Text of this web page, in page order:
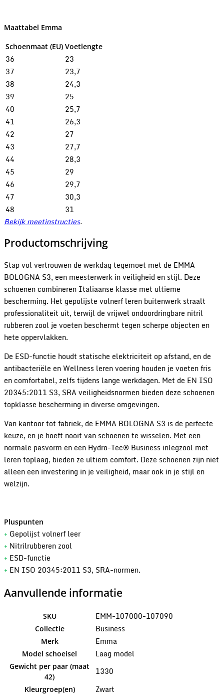
Maattabel Emma
Schoenmaat (EU) Voetlengte
36
23
37
23,7
38
24,3
39
25
40
25,7
41
26,3
42
27
43
27,7
44
28,3
45
29
46
29,7
47
30,3
48
31
Bekijk meetinstructies.
Productomschrijving
Stap vol vertrouwen de werkdag tegemoet met de EMMA
BOLOGNA S3, een meesterwerk in veiligheid en stijl. Deze
schoenen combineren Italiaanse klasse met ultieme
bescherming. Het gepolijste volnerf leren buitenwerk straalt
professionaliteit uit, terwijl de vrijwel ondoordringbare nitril
rubberen zool je voeten beschermt tegen scherpe objecten en
hete oppervlakken.
De ESD-functie houdt statische elektriciteit op afstand, en de
antibacteriële en Wellness leren voering houden je voeten fris
en comfortabel, zelfs tijdens lange werkdagen. Met de EN ISO
20345:2011 S3, SRA veiligheidsnormen bieden deze schoenen
topklasse bescherming in diverse omgevingen.
Van kantoor tot fabriek, de EMMA BOLOGNA S3 is de perfecte
keuze, en je hoeft nooit van schoenen te wisselen. Met een
normale pasvorm en een Hydro-Tec® Business inlegzool met
leren toplaag, bieden ze ultiem comfort. Deze schoenen zijn niet
alleen een investering in je veiligheid, maar ook in je stijl en
welzijn.
Pluspunten
+ Gepolijst volnerf leer
+ Nitrilrubberen zool
+ ESD-functie
+ EN ISO 20345:2011 S3, SRA-normen.
Aanvullende informatie
SKU EMM-107000-107090
Collectie Business
Merk Emma
Model schoeisel Laag model
Gewicht per paar (maat
42)
1330
Kleurgroep(en) Zwart